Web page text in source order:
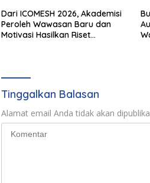
Dari ICOMESH 2026, Akademisi
Peroleh Wawasan Baru dan
Motivasi Hasilkan Riset
Tinggalkan Balasan
Alamat email Anda tidak akan